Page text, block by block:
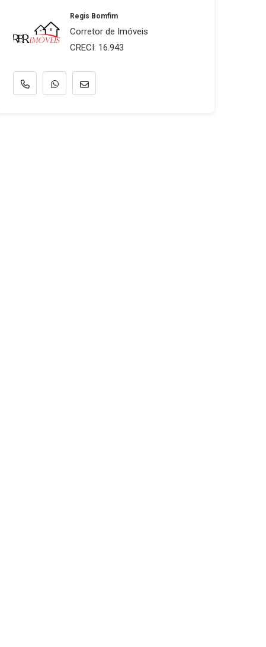
Regis Bomfim
Corretor de Imóveis
CRECI: 16.943